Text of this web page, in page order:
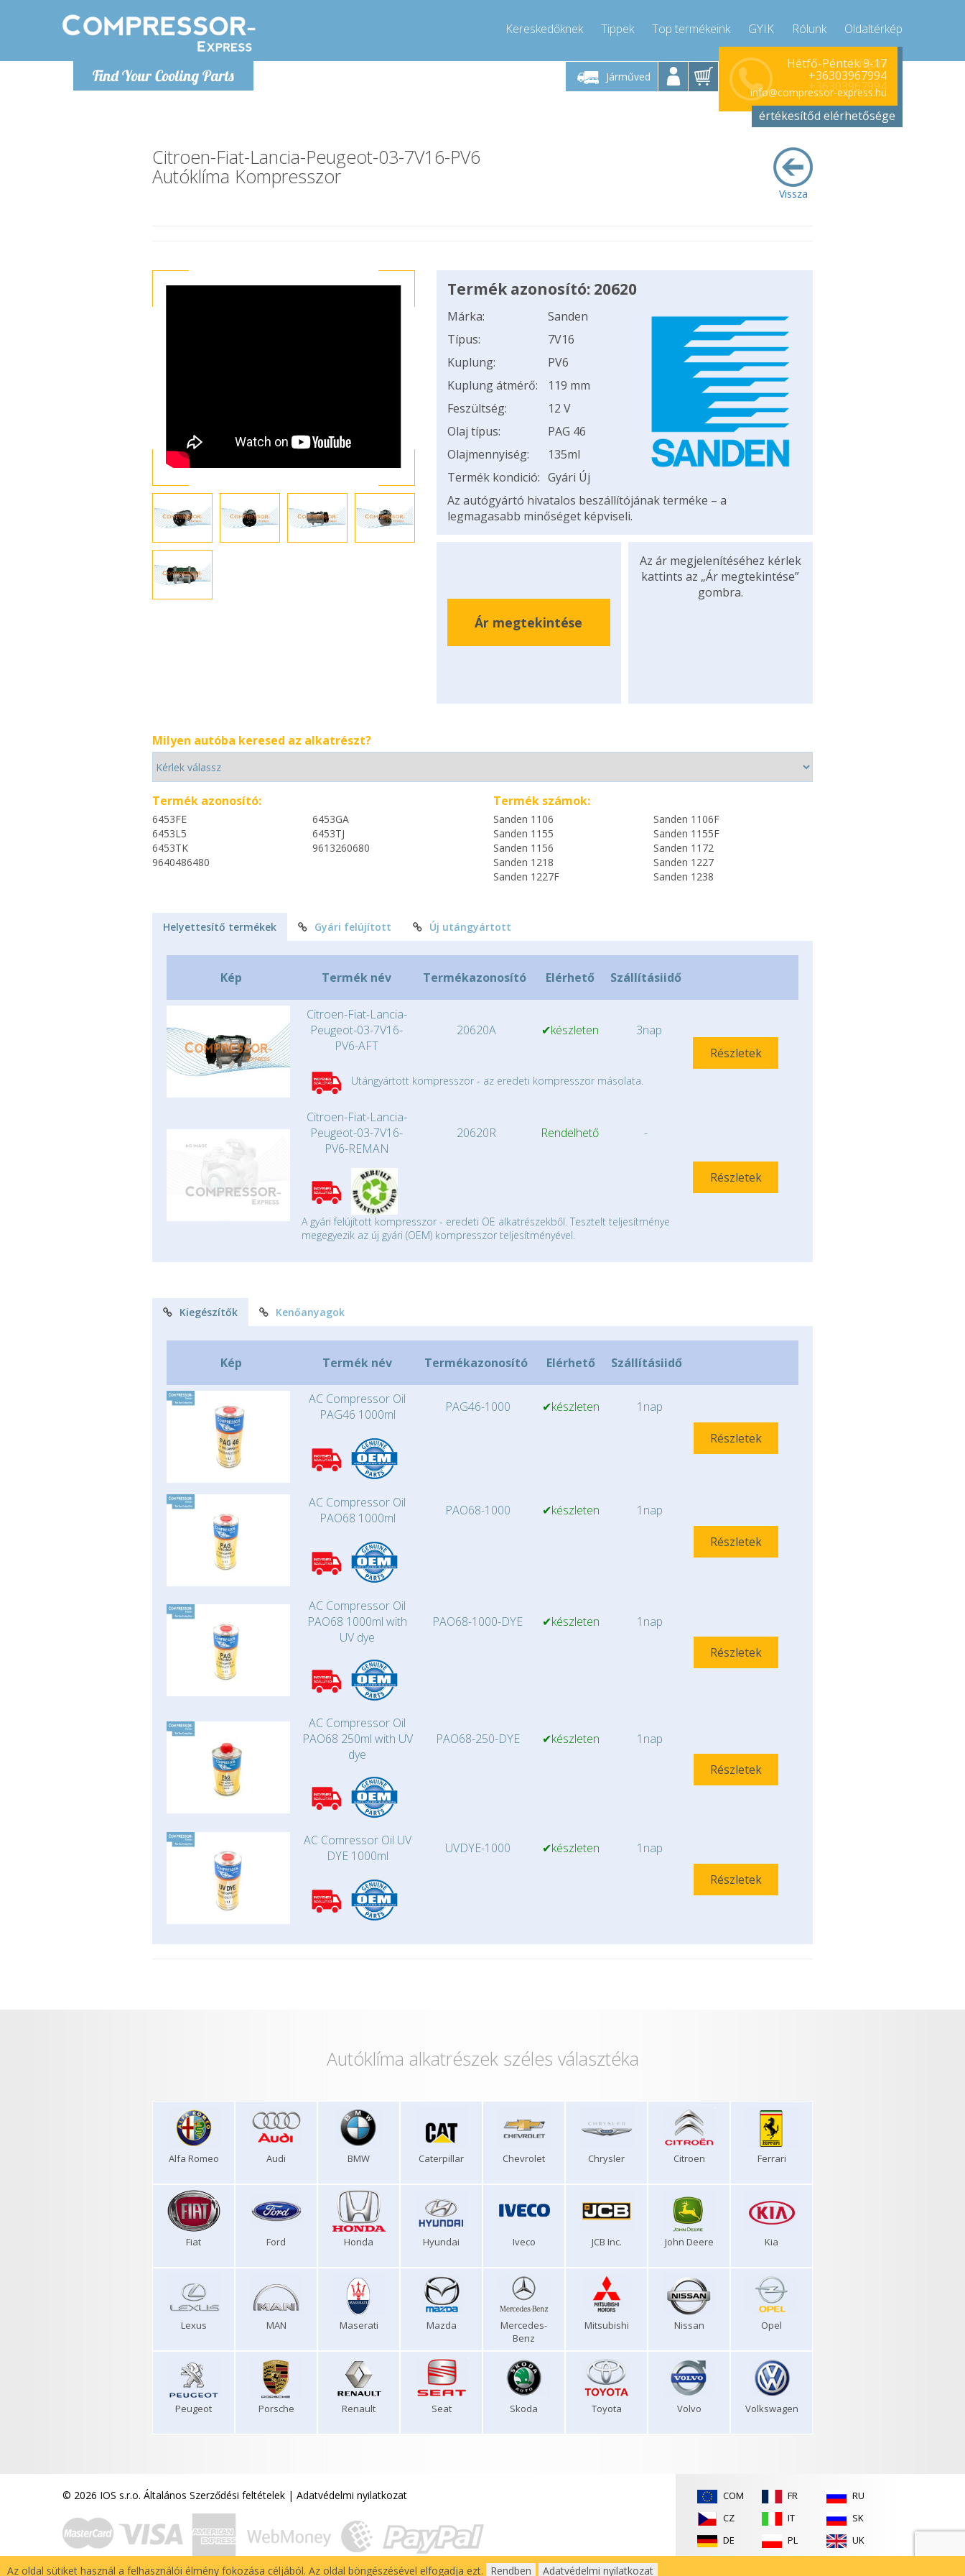
Find Your Cooling Parts
Kereskedőknek Tippek Top termékeink GYIK Rólunk Oldaltérkép
Járműved
Hétfő-Péntek 9-17
+36303967994
info@compressor-express.hu
Hívjon!
Hétfő-Péntek 9-17
info@compressor-express.hu
Hívjon!
+36303967994
Hétfő-Péntek 9-17
+36303967994
info@compressor-express.hu
értékesítőd elérhetősége
Vissza
Citroen-Fiat-Lancia-Peugeot-03-7V16-PV6
Autóklíma Kompresszor
Termék azonosító: 20620
Márka:
Sanden
Típus:
7V16
Kuplung:
PV6
Kuplung átmérő:
119 mm
Feszültség:
12 V
Olaj típus:
PAG 46
Olajmennyiség:
135ml
Termék kondició: Gyári Új
Az autógyártó hivatalos beszállítójának terméke – a
legmagasabb minőséget képviseli.
Ár megtekintése
Az ár megjelenítéséhez kérlek
kattints az „Ár megtekintése”
gombra.
Milyen autóba keresed az alkatrészt?
Termék azonosító:
6453FE
6453GA
6453L5
6453TJ
6453TK
9613260680
9640486480
Termék számok:
Sanden 1106
Sanden 1106F
Sanden 1155
Sanden 1155F
Sanden 1156
Sanden 1172
Sanden 1218
Sanden 1227
Sanden 1227F
Sanden 1238
Helyettesítő termékek Gyári felújított Új utángyártott
Kép Termék név Termékazonosító Elérhető Szállításiidő
Citroen-Fiat-Lancia-
Peugeot-03-7V16-
PV6-AFT
20620A ✔készleten
3nap
Részletek
Utángyártott kompresszor - az eredeti kompresszor másolata.
Citroen-Fiat-Lancia-
Peugeot-03-7V16-
PV6-REMAN
20620R Rendelhető -
Részletek
A gyári felújított kompresszor - eredeti OE alkatrészekből. Tesztelt teljesítménye
megegyezik az új gyári (OEM) kompresszor teljesítményével.
Kiegészítők Kenőanyagok
Kép Termék név Termékazonosító Elérhető Szállításiidő
AC Compressor Oil
PAG46 1000ml
PAG46-1000 ✔készleten
1nap
Részletek
AC Compressor Oil
PAO68 1000ml
PAO68-1000 ✔készleten
1nap
Részletek
AC Compressor Oil
PAO68 1000ml with
UV dye
PAO68-1000-DYE ✔készleten
1nap
Részletek
AC Compressor Oil
PAO68 250ml with UV
dye
PAO68-250-DYE ✔készleten
1nap
Részletek
AC Comressor Oil UV
DYE 1000ml
UVDYE-1000 ✔készleten
1nap
Részletek
Autóklíma alkatrészek széles választéka
Alfa Romeo Audi BMW Caterpillar Chevrolet Chrysler Citroen Ferrari
Fiat Ford Honda Hyundai Iveco JCB Inc. John Deere Kia
Lexus MAN Maserati Mazda
Mercedes-
Benz
Mitsubishi Nissan Opel
Peugeot Porsche Renault Seat Skoda Toyota Volvo Volkswagen
© 2026 IOS s.r.o. Általános Szerződési feltételek | Adatvédelmi nyilatkozat
COM
CZ
DE
FR
IT
PL
RU
SK
UK
Az oldal sütiket használ a felhasználói élmény fokozása céljából. Az oldal böngészésével elfogadja ezt. Rendben Adatvédelmi nyilatkozat